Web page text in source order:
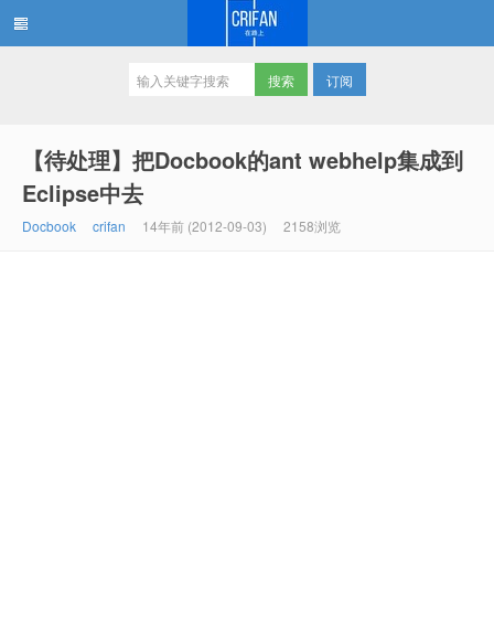
订阅
【待处理】把Docbook的ant webhelp集成到
Eclipse中去
Docbook crifan 14年前 (2012-09-03) 2158浏览